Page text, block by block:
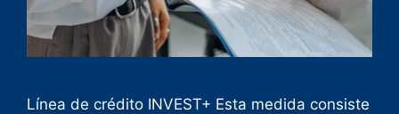
Línea de crédito INVEST+ Esta medida consiste